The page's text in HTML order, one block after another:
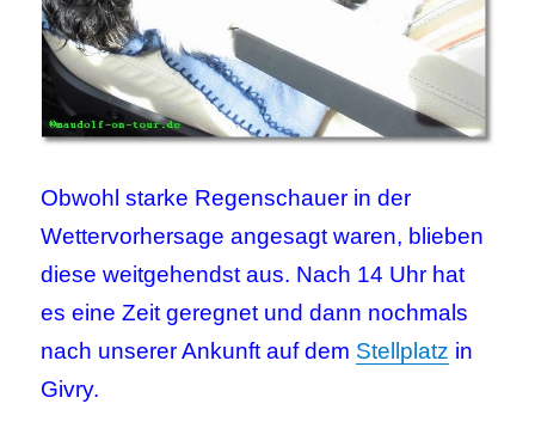
Obwohl starke Regenschauer in der
Wettervorhersage angesagt waren, blieben
diese weitgehendst aus. Nach 14 Uhr hat
es eine Zeit geregnet und dann nochmals
nach unserer Ankunft auf dem Stellplatz in
Givry.